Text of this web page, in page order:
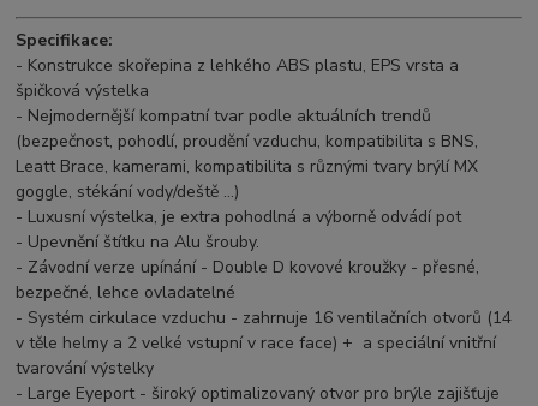
Specifikace:
- Konstrukce skořepina z lehkého ABS plastu, EPS vrsta a
špičková výstelka
- Nejmodernější kompatní tvar podle aktuálních trendů
(bezpečnost, pohodlí, proudění vzduchu, kompatibilita s BNS,
Leatt Brace, kamerami, kompatibilita s různými tvary brýlí MX
goggle, stékání vody/deště ...)
- Luxusní výstelka, je extra pohodlná a výborně odvádí pot
- Upevnění štítku na Alu šrouby.
- Závodní verze upínání - Double D kovové kroužky - přesné,
bezpečné, lehce ovladatelné
- Systém cirkulace vzduchu - zahrnuje 16 ventilačních otvorů (14
v těle helmy a 2 velké vstupní v race face) + a speciální vnitřní
tvarování výstelky
- Large Eyeport - široký optimalizovaný otvor pro brýle zajišťuje